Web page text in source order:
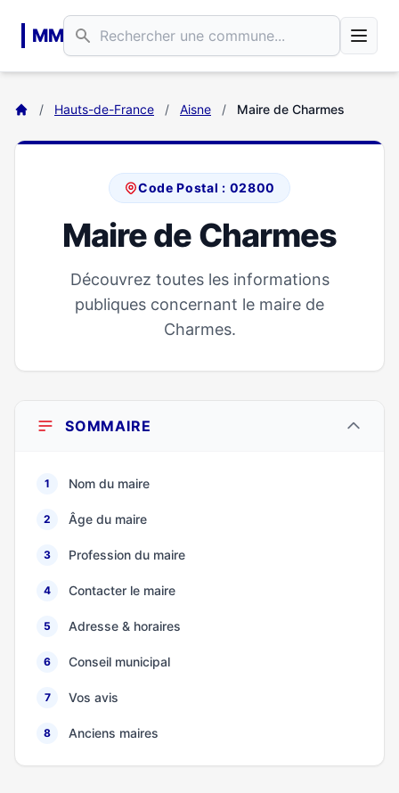
MM
/ Hauts-de-France / Aisne / Maire de Charmes
Code Postal : 02800
Maire de Charmes
Découvrez toutes les informations
publiques concernant le maire de
Charmes.
SOMMAIRE
1 Nom du maire
2 Âge du maire
3 Profession du maire
4 Contacter le maire
5 Adresse & horaires
6 Conseil municipal
7 Vos avis
8 Anciens maires